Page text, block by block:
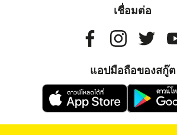
เชื่อมต่อ
แอปมือถือของสกู๊ต